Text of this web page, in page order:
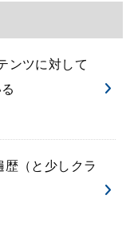
ンツに対して
（と少しクラ